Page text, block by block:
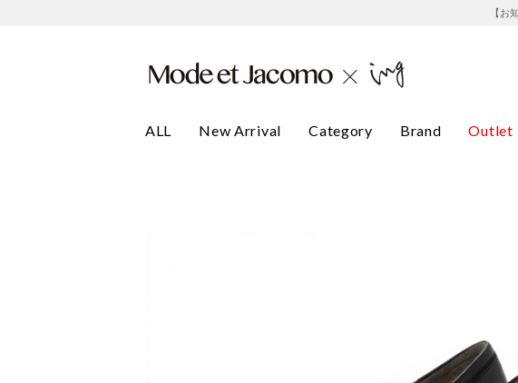
【お
ALL New Arrival Category Brand Outlet